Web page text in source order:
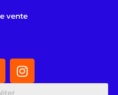
vente
I
n